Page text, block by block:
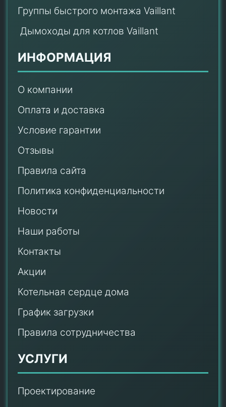
Группы быстрого монтажа Vaillant
Дымоходы для котлов Vaillant
ИНФОРМАЦИЯ
О компании
Оплата и доставка
Условие гарантии
Отзывы
Правила сайта
Политика конфиденциальности
Новости
Наши работы
Контакты
Акции
Котельная сердце дома
График загрузки
Правила сотрудничества
УСЛУГИ
Проектирование